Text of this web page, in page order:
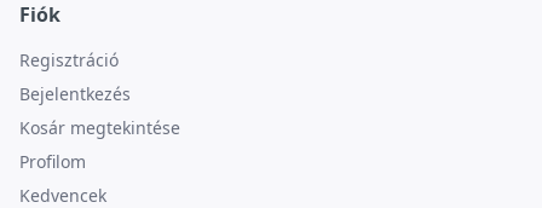
Fiók
Regisztráció
Bejelentkezés
Kosár megtekintése
Profilom
Kedvencek